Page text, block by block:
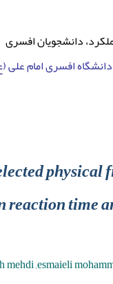
دانشجویان افسری
افسری امام
reaction time
mehdi ,esmaieli